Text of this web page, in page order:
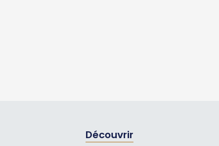
Découvrir